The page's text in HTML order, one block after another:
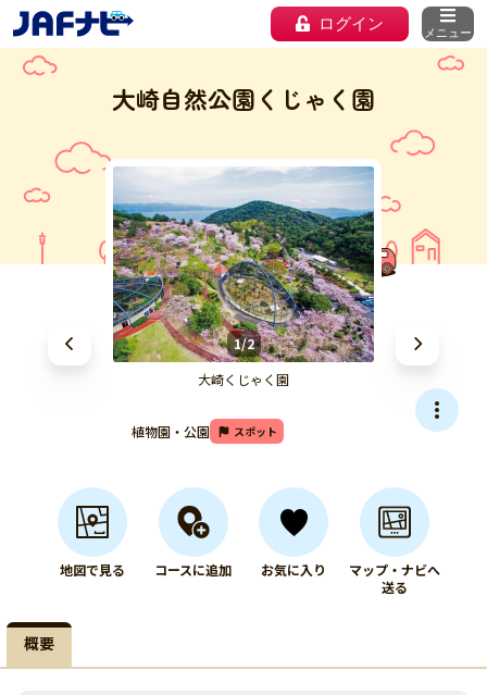
ログイン メニュー
大崎自然公園くじゃく園
1/2
大崎くじゃく園
植物園・公園 スポット
地図で見る コースに追加 お気に入り
マップ・ナビへ
送る
概要